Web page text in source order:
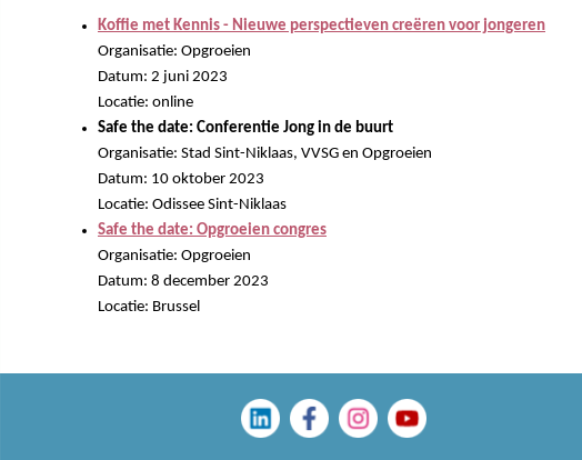
Koffie met Kennis - Nieuwe perspectieven creëren voor jongeren
Organisatie: Opgroeien
Datum: 2 juni 2023
Locatie: online
Safe the date: Conferentie Jong in de buurt
Organisatie: Stad Sint-Niklaas, VVSG en Opgroeien
Datum: 10 oktober 2023
Locatie: Odissee Sint-Niklaas
Safe the date: Opgroeien congres
Organisatie: Opgroeien
Datum: 8 december 2023
Locatie: Brussel